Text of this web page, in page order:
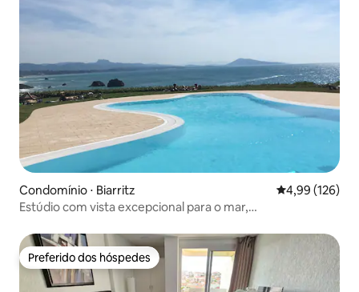
Condomínio ⋅ Biarritz 4,99 de uma
4,99 (126)
Estúdio com vista excepcional para o mar,
Preferido dos hóspedes
Preferido dos hóspedes